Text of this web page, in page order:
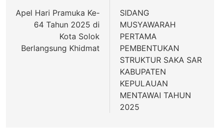
Apel Hari Pramuka Ke-
64 Tahun 2025 di
Kota Solok
Berlangsung Khidmat
SIDANG
MUSYAWARAH
PERTAMA
PEMBENTUKAN
STRUKTUR SAKA SAR
KABUPATEN
KEPULAUAN
MENTAWAI TAHUN
2025